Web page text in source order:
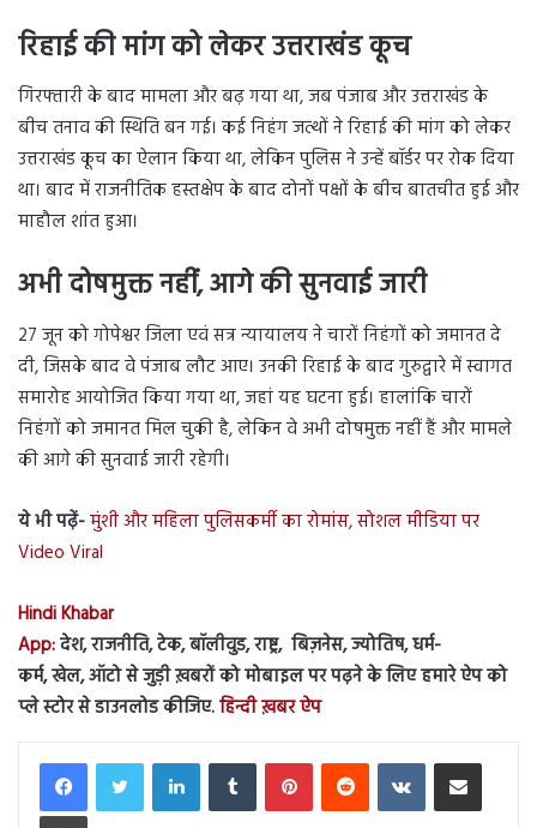
रिहाई की मांग को लेकर उत्तराखंड कूच
गिरफ्तारी के बाद मामला और बढ़ गया था, जब पंजाब और उत्तराखंड के
बीच तनाव की स्थिति बन गई। कई निहंग जत्थों ने रिहाई की मांग को लेकर
उत्तराखंड कूच का ऐलान किया था, लेकिन पुलिस ने उन्हें बॉर्डर पर रोक दिया
था। बाद में राजनीतिक हस्तक्षेप के बाद दोनों पक्षों के बीच बातचीत हुई और
माहौल शांत हुआ।
अभी दोषमुक्त नहीं, आगे की सुनवाई जारी
27 जून को गोपेश्वर जिला एवं सत्र न्यायालय ने चारों निहंगों को जमानत दे
दी, जिसके बाद वे पंजाब लौट आए। उनकी रिहाई के बाद गुरुद्वारे में स्वागत
समारोह आयोजित किया गया था, जहां यह घटना हुई। हालांकि चारों
निहंगों को जमानत मिल चुकी है, लेकिन वे अभी दोषमुक्त नहीं हैं और मामले
की आगे की सुनवाई जारी रहेगी।
ये भी पढ़ें-मुंशी और महिला पुलिसकर्मी का रोमांस, सोशल मीडिया पर
Video Viral
Hindi Khabar
App:देश, राजनीति, टेक, बॉलीवुड, राष्ट्र, बिज़नेस, ज्योतिष, धर्म-
कर्म, खेल, ऑटो से जुड़ी ख़बरों को मोबाइल पर पढ़ने के लिए हमारे ऐप को
प्ले स्टोर से डाउनलोड कीजिए.हिन्दी ख़बर ऐप
LinkedInTumblr PinterestReddit VKontakteShare via Email
Print